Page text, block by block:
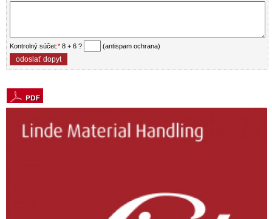
Kontrolný súčet:* 8 + 6 ? (antispam ochrana)